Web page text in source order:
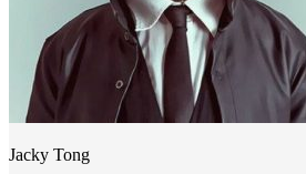
Jacky Tong